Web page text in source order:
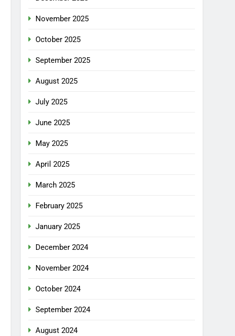
November 2025
October 2025
September 2025
August 2025
July 2025
June 2025
May 2025
April 2025
March 2025
February 2025
January 2025
December 2024
November 2024
October 2024
September 2024
August 2024